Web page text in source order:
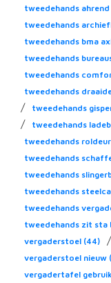
tweedehands
tweedehands
tweedehands bma
tweedehands
tweedehands
tweedehands
/ tweedehands
/ tweedehands
tweedehands
tweedehands
tweedehands
tweedehands
tweedehands
tweedehands zit sta
vergaderstoel (44) /
vergaderstoel nieuw
vergadertafel